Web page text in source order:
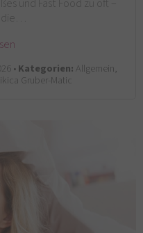
und Fast Food zu oft –
•Kategorien: Allgemein,
Gruber-Matic